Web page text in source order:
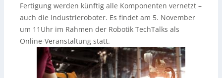
Fertigung werden künftig alle Komponenten vernetzt –
auch die Industrieroboter. Es findet am 5. November
um 11Uhr im Rahmen der Robotik TechTalks als
Online-Veranstaltung statt.